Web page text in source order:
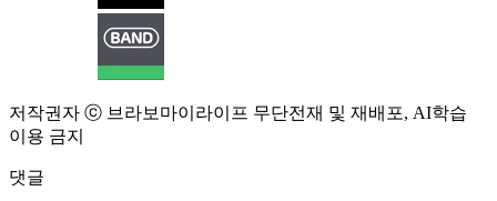
저작권자 ⓒ 브라보마이라이프 무단전재 및 재배포, AI학습
이용 금지
댓글